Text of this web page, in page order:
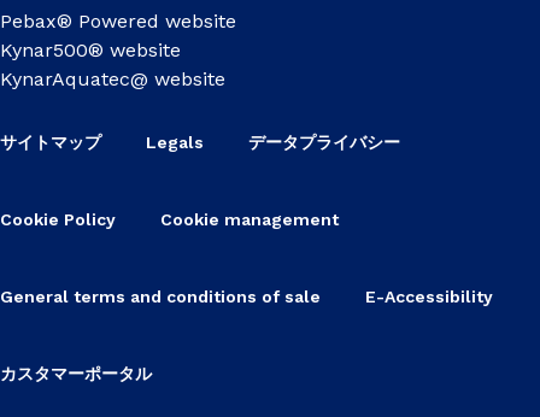
Pebax® Powered website
Kynar500® website
KynarAquatec@ website
サイトマップ Legals データプライバシー
Cookie Policy Cookie management
General terms and conditions of sale E-Accessibility
カスタマーポータル